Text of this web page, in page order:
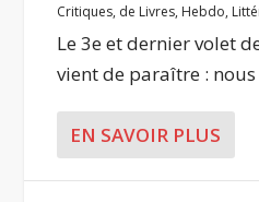
Critiques, de Livres, Hebdo,
Le 3e et dernier volet
vient de paraître :
EN SAVOIR PLUS